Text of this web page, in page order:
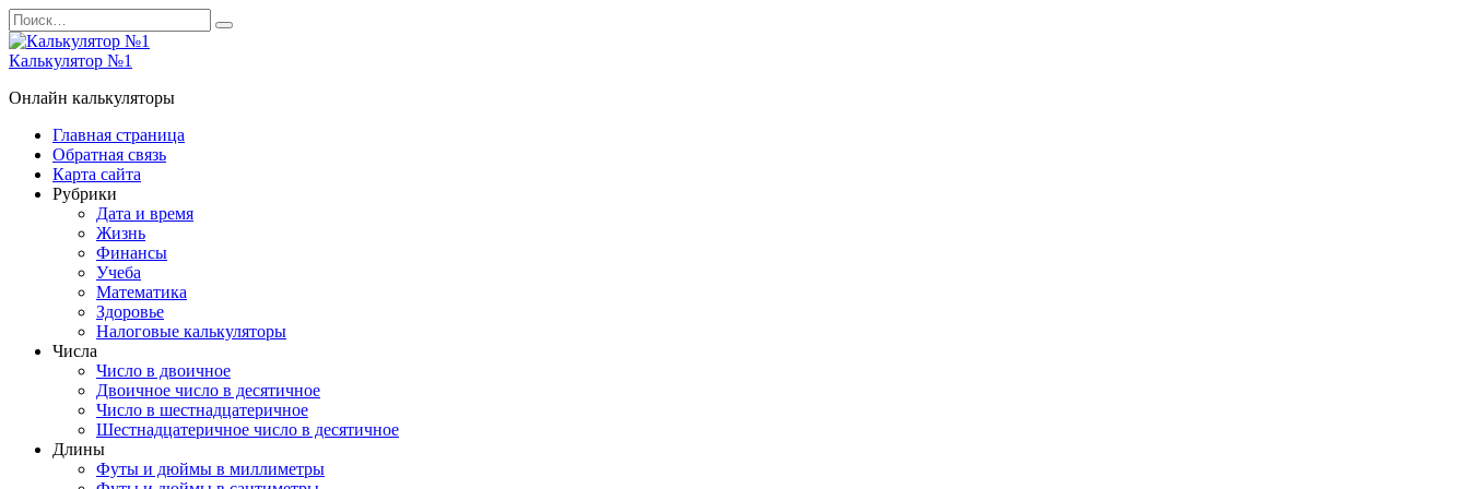
Перейти
к
содержанию
Search
for:
Калькулятор №1
Онлайн калькуляторы
Главная страница
Обратная связь
Карта сайта
Рубрики
Дата и время
Жизнь
Финансы
Учеба
Математика
Здоровье
Налоговые калькуляторы
Числа
Число в двоичное
Двоичное число в десятичное
Число в шестнадцатеричное
Шестнадцатеричное число в десятичное
Длины
Футы и дюймы в миллиметры